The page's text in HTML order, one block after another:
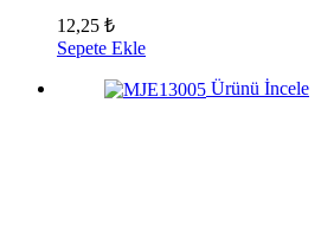
12,25 ₺
Sepete Ekle
Ürünü İncele